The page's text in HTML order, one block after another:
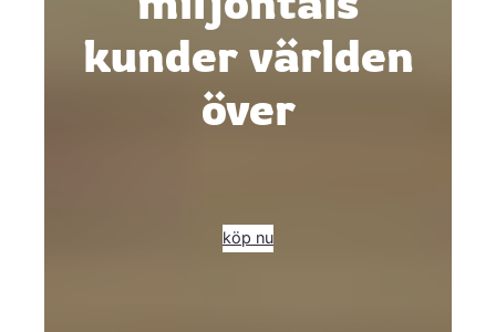
kunder världen
över
köp nu